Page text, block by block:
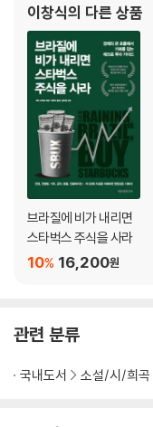
이창식의 다른 상품
브라질에 비가 내리면
스타벅스 주식을 사라
16,200원
10%
관련 분류
국내도서 소설/시/희곡